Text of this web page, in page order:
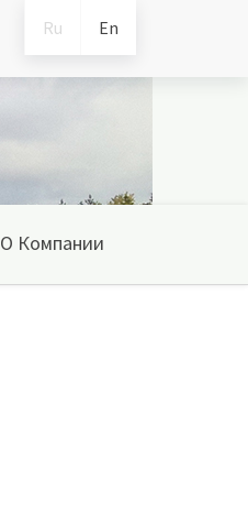
Ru En
О Компании